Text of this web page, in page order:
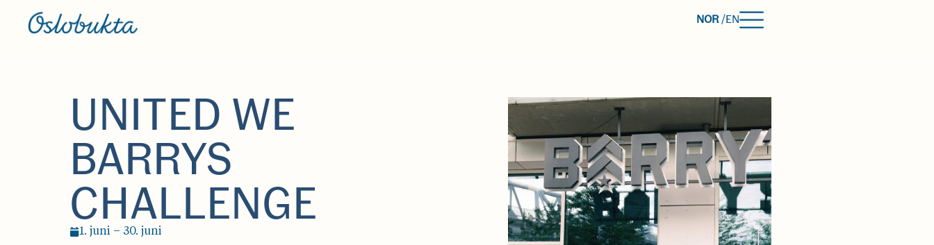
NOR /EN
UNITED WE
BARRYS
CHALLENGE
1. juni – 30. juni